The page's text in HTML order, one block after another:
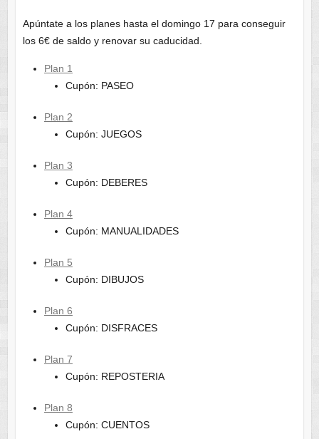
Apúntate a los planes hasta el domingo 17 para conseguir
los 6€ de saldo y renovar su caducidad.
Plan 1
Cupón: PASEO
Plan 2
Cupón: JUEGOS
Plan 3
Cupón: DEBERES
Plan 4
Cupón: MANUALIDADES
Plan 5
Cupón: DIBUJOS
Plan 6
Cupón: DISFRACES
Plan 7
Cupón: REPOSTERIA
Plan 8
Cupón: CUENTOS